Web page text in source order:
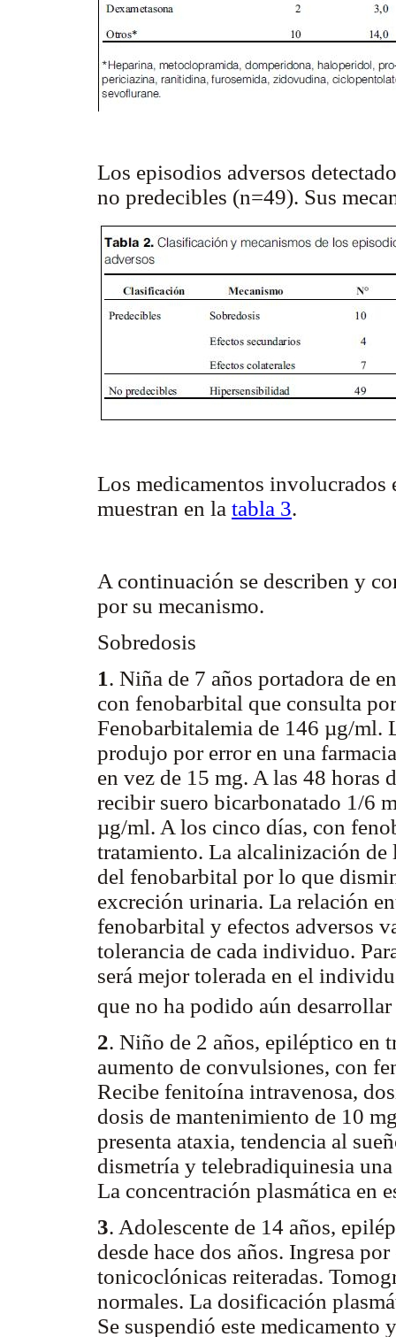
Los episodios adversos
no predecibles (n=49). Sus
Los medicamentos involucrados
muestran en la tabla 3.
A continuación se describen y
por su mecanismo.
Sobredosis
1. Niña de 7 años portadora de
con fenobarbital que consulta
Fenobarbitalemia de 146 µg/ml.
produjo por error en una
en vez de 15 mg. A las 48 horas
recibir suero bicarbonatado 1/6
µg/ml. A los cinco días, con
tratamiento. La alcalinización
del fenobarbital por lo que
excreción urinaria. La relación
fenobarbital y efectos adversos
tolerancia de cada individuo.
será mejor tolerada en el
que no ha podido aún
2. Niño de 2 años, epiléptico en
aumento de convulsiones, con
Recibe fenitoína intravenosa,
dosis de mantenimiento de 10
presenta ataxia, tendencia al
dismetría y telebradiquinesia
La concentración plasmática en
3. Adolescente de 14 años,
desde hace dos años. Ingresa
tonicoclónicas reiteradas.
normales. La dosificación
Se suspendió este